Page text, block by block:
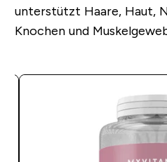
unterstützt Haare, Haut,
Knochen und